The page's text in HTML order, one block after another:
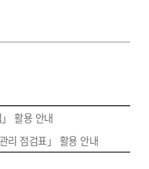
」 활용 안내
리 점검표」 활용 안내